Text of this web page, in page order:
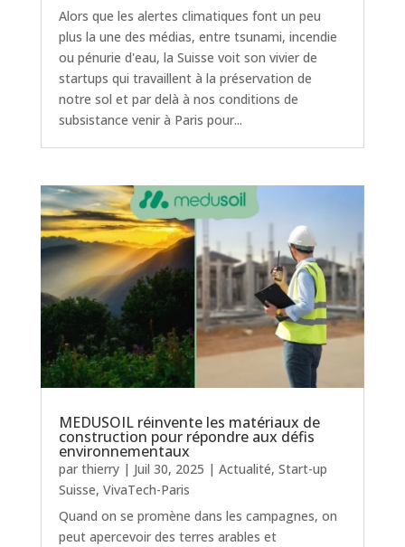
Alors que les alertes climatiques font un peu
plus la une des médias, entre tsunami, incendie
ou pénurie d'eau, la Suisse voit son vivier de
startups qui travaillent à la préservation de
notre sol et par delà à nos conditions de
subsistance venir à Paris pour...
MEDUSOIL réinvente les matériaux de
construction pour répondre aux défis
environnementaux
par thierry| Juil 30, 2025 | Actualité, Start-up
Suisse, VivaTech-Paris
Quand on se promène dans les campagnes, on
peut apercevoir des terres arables et